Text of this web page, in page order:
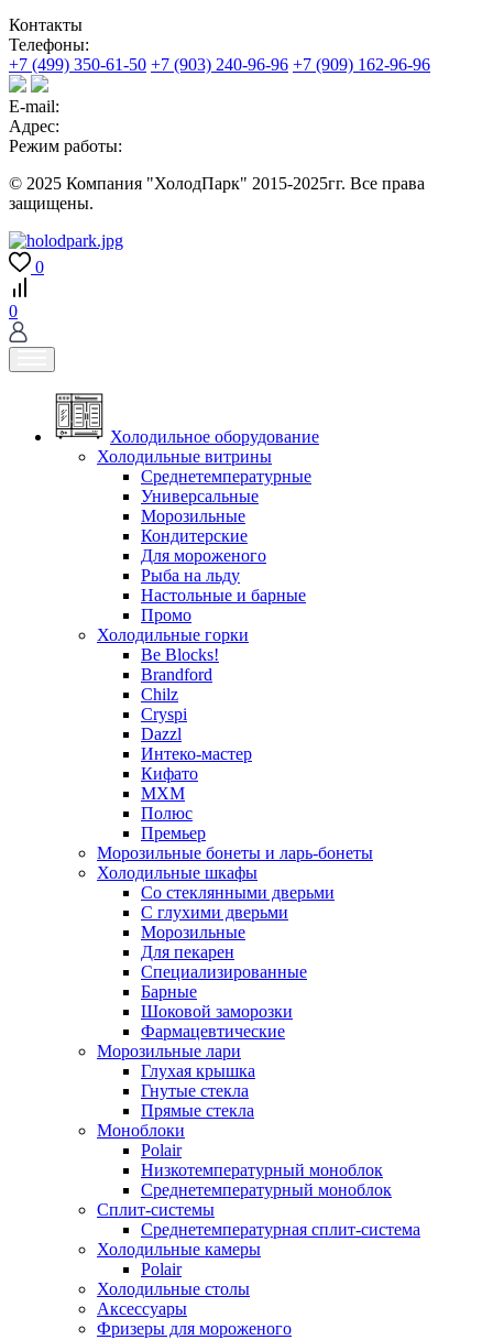
Контакты
Телефоны:
+7 (499) 350-61-50 +7 (903) 240-96-96 +7 (909) 162-96-96
E-mail:
Адрес:
Режим работы:
© 2025 Компания "ХолодПарк" 2015-2025гг. Все права
защищены.
0
0
Холодильное оборудование
Холодильные витрины
Среднетемпературные
Универсальные
Морозильные
Кондитерские
Для мороженого
Рыба на льду
Настольные и барные
Промо
Холодильные горки
Be Blocks!
Brandford
Chilz
Cryspi
Dazzl
Интеко-мастер
Кифато
МХМ
Полюс
Премьер
Морозильные бонеты и ларь-бонеты
Холодильные шкафы
Со стеклянными дверьми
С глухими дверьми
Морозильные
Для пекарен
Специализированные
Барные
Шоковой заморозки
Фармацевтические
Морозильные лари
Глухая крышка
Гнутые стекла
Прямые стекла
Моноблоки
Polair
Низкотемпературный моноблок
Среднетемпературный моноблок
Сплит-системы
Среднетемпературная сплит-система
Холодильные камеры
Polair
Холодильные столы
Аксессуары
Фризеры для мороженого